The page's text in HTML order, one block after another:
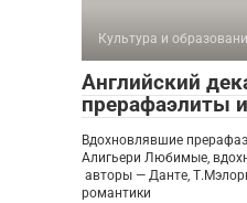
Культура и
Английский
прерафаэлиты
Вдохновлявшие
Алигьери Любимые,
авторы — Данте,
романтики